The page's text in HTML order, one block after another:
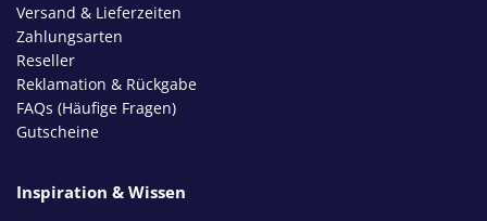
Versand & Lieferzeiten
Zahlungsarten
Reseller
Reklamation & Rückgabe
FAQs (Häufige Fragen)
Gutscheine
Inspiration & Wissen